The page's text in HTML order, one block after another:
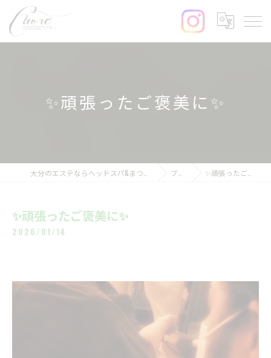
✨頑張ったご褒美に✨
ブログ ✨頑張ったご褒美に✨
✨頑張ったご褒美に✨
2026/01/14